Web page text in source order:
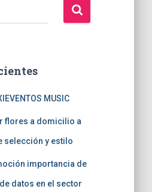
MUSIC
flores a domicilio a
selección y estilo
importancia de
datos en el sector